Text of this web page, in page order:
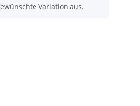
Variation aus.